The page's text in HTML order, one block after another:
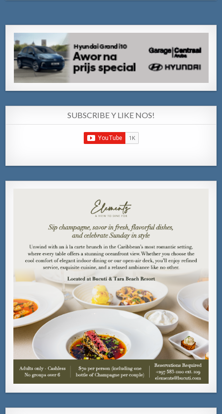
SUBSCRIBE Y LIKE NOS!